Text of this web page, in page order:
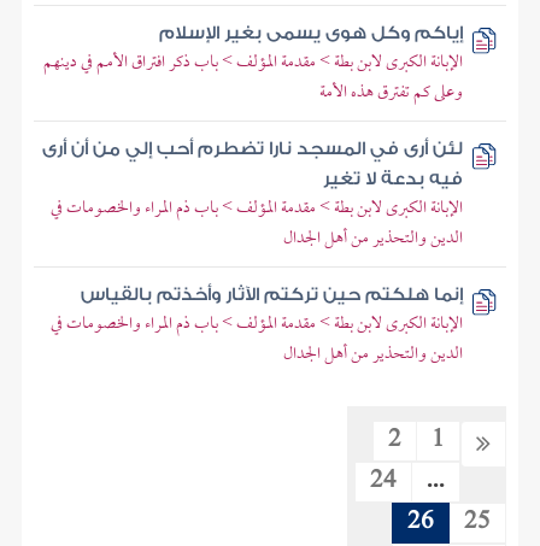
إياكم وكل هوى يسمى بغير الإسلام
الإبانة الكبرى لابن بطة > مقدمة المؤلف > باب ذكر افتراق الأمم في دينهم
وعلى كم تفترق هذه الأمة
لئن أرى في المسجد نارا تضطرم أحب إلي من أن أرى
فيه بدعة لا تغير
الإبانة الكبرى لابن بطة > مقدمة المؤلف > باب ذم المراء والخصومات في
الدين والتحذير من أهل الجدال
إنما هلكتم حين تركتم الآثار وأخذتم بالقياس
الإبانة الكبرى لابن بطة > مقدمة المؤلف > باب ذم المراء والخصومات في
الدين والتحذير من أهل الجدال
1
2
...
24
25
26